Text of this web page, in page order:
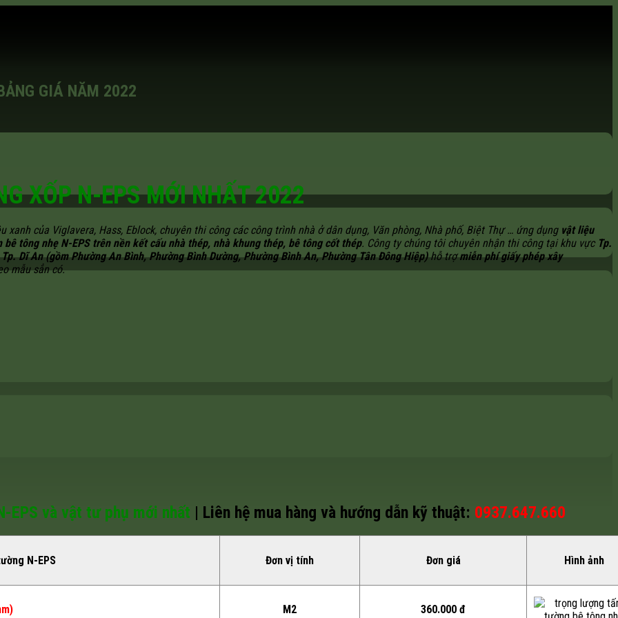
GIÁ NĂM 2022
XỐP N-EPS MỚI NHẤT 2022
của Viglavera, Hass, Eblock, chuyên thi công các công trình nhà ở dân dụng, Văn phòng, Nhà phố, Biệt Thự … ứng dụng vật liệu
tông nhẹ N-EPS trên nền kết cấu nhà thép, nhà khung thép, bê tông cốt thép. Công ty chúng tôi chuyên nhận thi công tại khu vực Tp.
Tp. Dĩ An (gồm Phường An Bình, Phường Bình Dường, Phường Bình An, Phường Tân Đông Hiệp)hỗ trợmiễn phí giấy phép xây
mẫu sẳn có.
EPS và vật tư phụ mới nhất | Liên hệ mua hàng và hướng dẫn kỹ thuật: 0937.647.660
N-EPS Đơn vị tính Đơn giá Hình ảnh
M2 360.000 đ